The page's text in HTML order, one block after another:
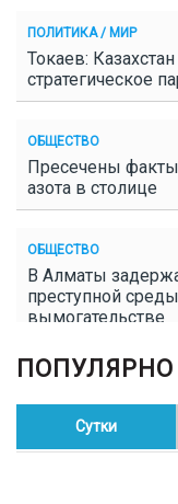
ПОЛИТИКА / МИР
Токаев:
стратегическое
ОБЩЕСТВО
Пресечены
азота в столице
ОБЩЕСТВО
В Алматы
преступной
вымогательстве
ОБЩЕСТВО
Полицейские
конопли в Таразе
ПОПУЛЯРНО
Сутки